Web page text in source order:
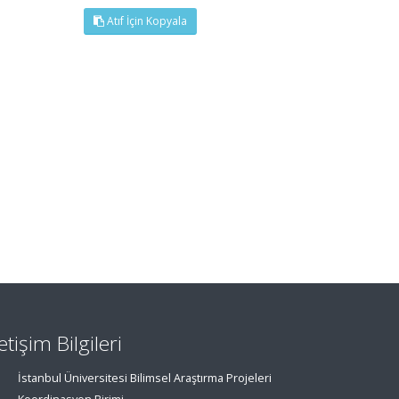
Atıf İçin Kopyala
Bilgileri
İstanbul Üniversitesi Bilimsel Araştırma Projeleri